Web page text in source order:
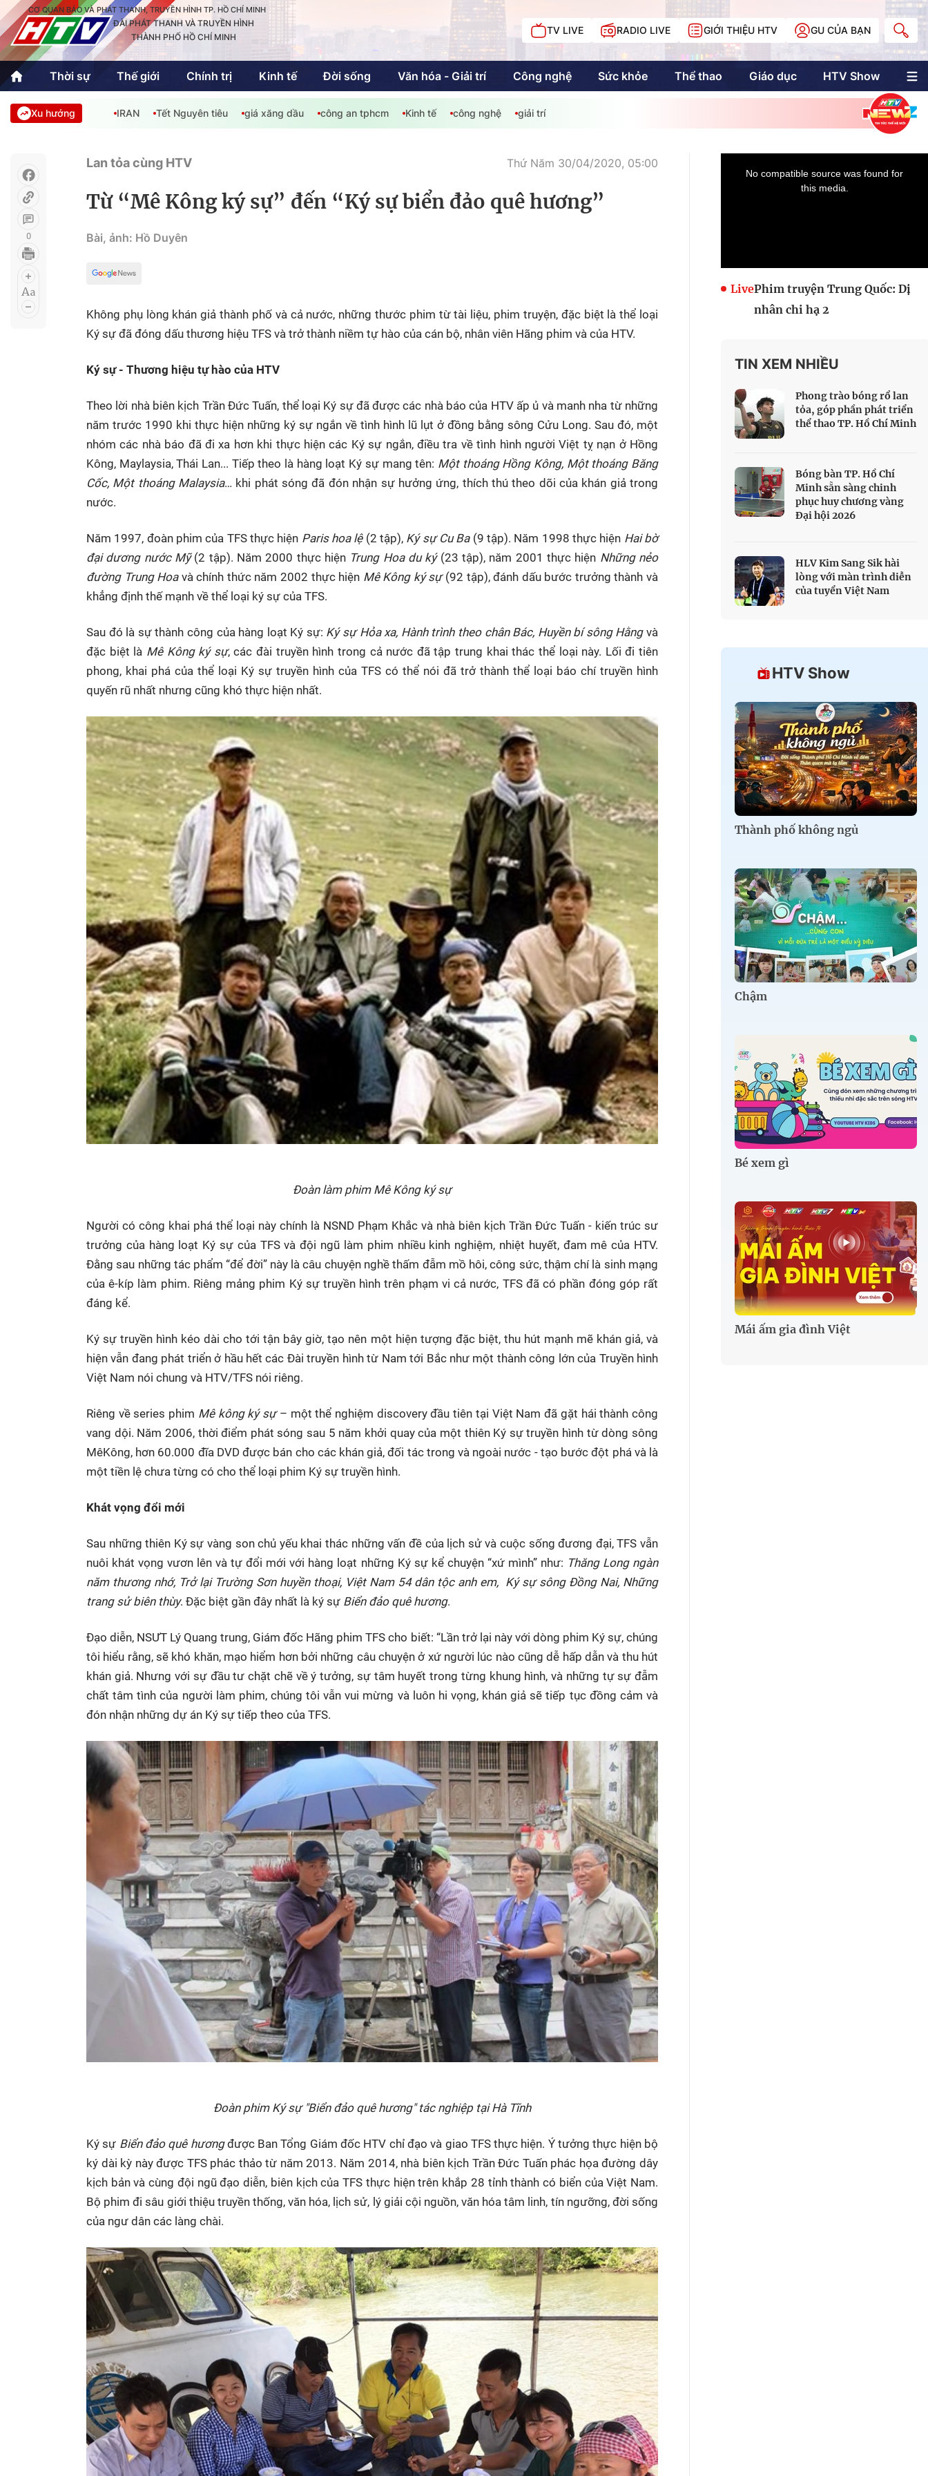
CƠ QUAN BÁO VÀ PHÁT THANH, TRUYỀN HÌNH TP. HỒ CHÍ MINH
ĐÀI PHÁT THANH VÀ TRUYỀN HÌNH
THÀNH PHỐ HỒ CHÍ MINH
TV LIVE RADIO LIVE GIỚI THIỆU HTV GU CỦA BẠN
Thời sự Thế giới Chính trị Kinh tế Đời sống Văn hóa - Giải trí Công nghệ Sức khỏe Thể thao Giáo dục HTV Show
Thời sự
Thể thao
Quốc tế
Văn hóa - Giải trí
Giáo dục Kinh tế
An Sinh
Công nghệ
Sự kiện quan tâm
Chuyên đề
Hồ Chí Minh
HTV Show
ngủ
Bé xem gì
Mái ấm gia đình
Việt
Các show khác
HTV Phim
HTV Sự kiện
Innovation Fest
Chung một tấm
lòng
HTV Thể thao
HTV
SEA Games 33
Multimedia
Multiform
Doanh nhân Sài
Gòn
Xu hướng IRAN Tết Nguyên tiêu giá xăng dầu công an tphcm Kinh tế công nghệ giải trí
0
Lan tỏa cùng HTV Thứ Năm 30/04/2020, 05:00
Từ “Mê Kông ký sự” đến “Ký sự biển đảo quê hương”
Bài, ảnh: Hồ Duyên
Không phụ lòng khán giả thành phố và cả nước, những thước phim từ tài liệu, phim truyện, đặc biệt là thể loại
Ký sự đã đóng dấu thương hiệu TFS và trở thành niềm tự hào của cán bộ, nhân viên Hãng phim và của HTV.
Ký sự - Thương hiệu tự hào của HTV
Theo lời nhà biên kịch Trần Đức Tuấn, thể loại Ký sự đã được các nhà báo của HTV ấp ủ và manh nha từ những
năm trước 1990 khi thực hiện những ký sự ngắn về tình hình lũ lụt ở đồng bằng sông Cửu Long. Sau đó, một
nhóm các nhà báo đã đi xa hơn khi thực hiện các Ký sự ngắn, điều tra về tình hình người Việt tỵ nạn ở Hồng
Kông, Maylaysia, Thái Lan... Tiếp theo là hàng loạt Ký sự mang tên: Một thoáng Hồng Kông, Một thoáng Băng
Cốc, Một thoáng Malaysia… khi phát sóng đã đón nhận sự hưởng ứng, thích thú theo dõi của khán giả trong
nước.
Năm 1997, đoàn phim của TFS thực hiện Paris hoa lệ (2 tập), Ký sự Cu Ba(9 tập). Năm 1998 thực hiện Hai bờ
đại dương nước Mỹ(2 tập). Năm 2000 thực hiện Trung Hoa du ký(23 tập), năm 2001 thực hiện Những nẻo
đường Trung Hoavà chính thức năm 2002 thực hiện Mê Kông ký sự(92 tập), đánh dấu bước trưởng thành và
khẳng định thế mạnh về thể loại ký sự của TFS.
Sau đó là sự thành công của hàng loạt Ký sự: Ký sự Hỏa xa, Hành trình theo chân Bác, Huyền bí sông Hằngvà
đặc biệt là Mê Kông ký sự, các đài truyền hình trong cả nước đã tập trung khai thác thể loại này. Lối đi tiên
phong, khai phá của thể loại Ký sự truyền hình của TFS có thể nói đã trở thành thể loại báo chí truyền hình
quyến rũ nhất nhưng cũng khó thực hiện nhất.
Đoàn làm phim Mê Kông ký sự
Người có công khai phá thể loại này chính là NSND Phạm Khắc và nhà biên kịch Trần Đức Tuấn - kiến trúc sư
trưởng của hàng loạt Ký sự của TFS và đội ngũ làm phim nhiều kinh nghiệm, nhiệt huyết, đam mê của HTV.
Đằng sau những tác phẩm “để đời” này là câu chuyện nghề thấm đẫm mồ hôi, công sức, thậm chí là sinh mạng
của ê-kíp làm phim. Riêng mảng phim Ký sự truyền hình trên phạm vi cả nước, TFS đã có phần đóng góp rất
đáng kể.
Ký sự truyền hình kéo dài cho tới tận bây giờ, tạo nên một hiện tượng đặc biệt, thu hút mạnh mẽ khán giả, và
hiện vẫn đang phát triển ở hầu hết các Đài truyền hình từ Nam tới Bắc như một thành công lớn của Truyền hình
Việt Nam nói chung và HTV/TFS nói riêng.
Riêng về series phim Mê kông ký sự – một thể nghiệm discovery đầu tiên tại Việt Nam đã gặt hái thành công
vang dội. Năm 2006, thời điểm phát sóng sau 5 năm khởi quay của một thiên Ký sự truyền hình từ dòng sông
MêKông, hơn 60.000 đĩa DVD được bán cho các khán giả, đối tác trong và ngoài nước - tạo bước đột phá và là
một tiền lệ chưa từng có cho thể loại phim Ký sự truyền hình.
Khát vọng đổi mới
Sau những thiên Ký sự vàng son chủ yếu khai thác những vấn đề của lịch sử và cuộc sống đương đại, TFS vẫn
nuôi khát vọng vươn lên và tự đổi mới với hàng loạt những Ký sự kể chuyện “xứ mình” như: Thăng Long ngàn
năm thương nhớ, Trở lại Trường Sơn huyền thoại, Việt Nam 54 dân tộc anh em, Ký sự sông Đồng Nai, Những
trang sử biên thùy. Đặc biệt gần đây nhất là ký sự Biển đảo quê hương.
Đạo diễn, NSƯT Lý Quang trung, Giám đốc Hãng phim TFS cho biết: “Lần trở lại này với dòng phim Ký sự, chúng
tôi hiểu rằng, sẽ khó khăn, mạo hiểm hơn bởi những câu chuyện ở xứ người lúc nào cũng dễ hấp dẫn và thu hút
khán giả. Nhưng với sự đầu tư chặt chẽ về ý tưởng, sự tâm huyết trong từng khung hình, và những tự sự đẫm
chất tâm tình của người làm phim, chúng tôi vẫn vui mừng và luôn hi vọng, khán giả sẽ tiếp tục đồng cảm và
đón nhận những dự án Ký sự tiếp theo của TFS.
Đoàn phim Ký sự "Biển đảo quê hương" tác nghiệp tại Hà Tĩnh
Ký sự Biển đảo quê hươngđược Ban Tổng Giám đốc HTV chỉ đạo và giao TFS thực hiện. Ý tưởng thực hiện bộ
ký dài kỳ này được TFS phác thảo từ năm 2013. Năm 2014, nhà biên kịch Trần Đức Tuấn phác họa đường dây
kịch bản và cùng đội ngũ đạo diễn, biên kịch của TFS thực hiện trên khắp 28 tỉnh thành có biển của Việt Nam.
Bộ phim đi sâu giới thiệu truyền thống, văn hóa, lịch sử, lý giải cội nguồn, văn hóa tâm linh, tín ngưỡng, đời sống
của ngư dân các làng chài.
LivePhim truyện Trung Quốc: Dị
nhân chi hạ 2
TIN XEM NHIỀU
Phong trào bóng rổ lan
tỏa, góp phần phát triển
thể thao TP. Hồ Chí Minh
Bóng bàn TP. Hồ Chí
Minh sẵn sàng chinh
phục huy chương vàng
Đại hội 2026
HLV Kim Sang Sik hài
lòng với màn trình diễn
của tuyển Việt Nam
HTV Show
Thành phố không ngủ
Chậm
Bé xem gì
Mái ấm gia đình Việt